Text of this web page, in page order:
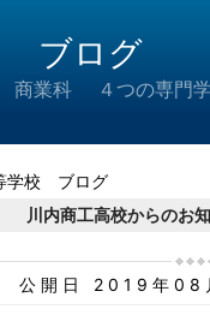
ブログ
業科 ４つの専門学
学校 ブログ
川内商工高校からのお
公開日 2019年08